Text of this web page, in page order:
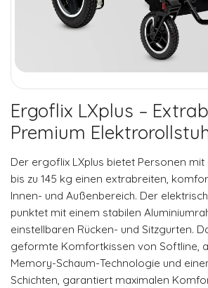
Ergoflix LXplus –
Premium
Der ergoflix LXplus bietet Personen
bis zu 145 kg einen extrabreiten,
Innen- und Außenbereich. Der
punktet mit einem stabilen
einstellbaren Rücken- und Sitzgurten.
geformte Komfortkissen von Softline,
Memory-Schaum-Technologie und
Schichten, garantiert maximalen
NOTWENDIGE
COOKIES
Diese Cookies
sind nicht
optional. Es
standardmäßig
nur solche